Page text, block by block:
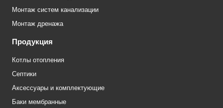
Монтаж систем канализации
Монтаж дренажа
Продукция
Котлы отопления
Септики
Аксессуары и комплектующие
Баки мембранные